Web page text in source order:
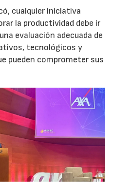
cualquier iniciativa
la productividad debe ir
evaluación adecuada de
tecnológicos y
pueden comprometer sus